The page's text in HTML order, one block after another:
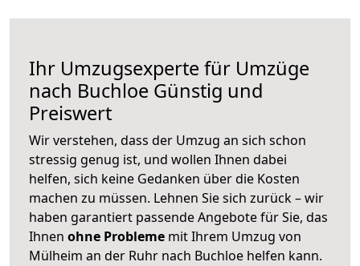
Ihr Umzugsexperte für Umzüge
nach Buchloe Günstig und
Preiswert
Wir verstehen, dass der Umzug an sich schon
stressig genug ist, und wollen Ihnen dabei
helfen, sich keine Gedanken über die Kosten
machen zu müssen. Lehnen Sie sich zurück – wir
haben garantiert passende Angebote für Sie, das
Ihnen ohne Probleme mit Ihrem Umzug von
Mülheim an der Ruhr nach Buchloe helfen kann.